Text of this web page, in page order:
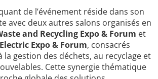
de l’événement réside dans son
avec deux autres salons organisés en
and Recycling Expo & Forum et
Expo & Forum, consacrés
la gestion des déchets, au recyclage et
Cette synergie thématique